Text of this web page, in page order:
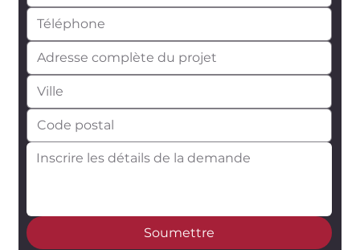
Soumettre